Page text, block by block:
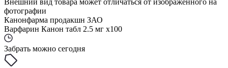
Внешний вид товара может отличаться от изображенного на
фотографии
Канонфарма продакшн ЗАО
Варфарин Канон табл 2.5 мг x100
Забрать можно сегодня